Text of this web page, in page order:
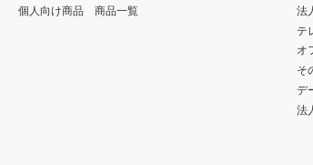
個人向け商品 商品一覧
法
テ
オ
そ
デ
法